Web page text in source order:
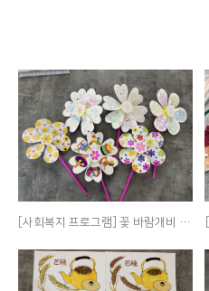
[사회복지 프로그램] 꽃 바람개비 만들기